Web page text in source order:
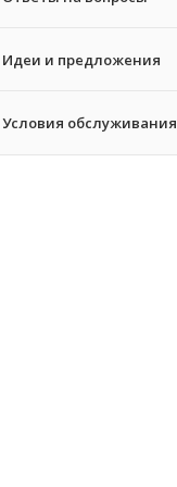
Идеи и предложения
Условия обслуживания